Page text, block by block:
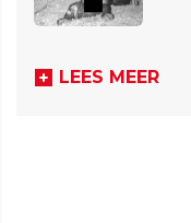
LEES MEER